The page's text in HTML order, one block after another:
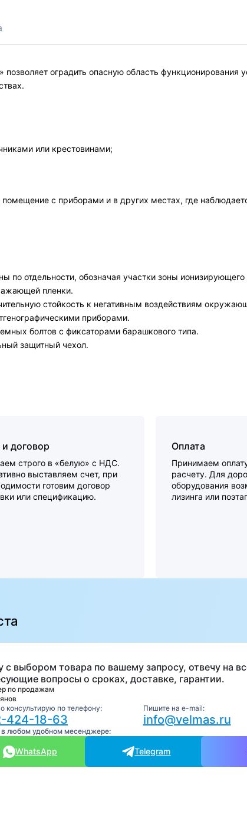
позволяет оградить опасную область
или крестовинами;
с приборами и в других местах, где
по отдельности, обозначая участки зоны ионизирующего
пленки.
стойкость к негативным воздействиям
приборами.
болтов с фиксаторами барашкового типа.
защитный чехол.
договор
строго в «белую» с НДС.
выставляем счет, при
готовим договор
или спецификацию.
Оплата
Принимаем
расчету. Для
оборудования
лизинга или
с выбором товара по вашему запросу, отвечу на
вопросы о сроках, доставке, гарантии.
по продажам
консультирую по телефону:
424-18-63
Пишите на e-mail:
info@velmas.ru
в любом удобном месенджере:
WhatsApp Telegram